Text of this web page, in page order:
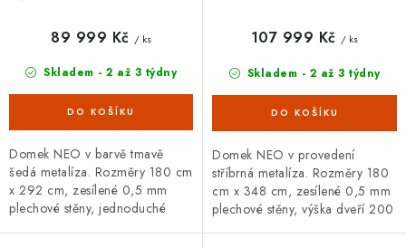
Skladem - 2 až 3 týdny
89 999 Kč / ks
Domek NEO v barvě tmavě
šedá metalíza. Rozměry 180 cm
x 292 cm, zesílené 0,5 mm
plechové stěny, jednoduché
Skladem - 2 až 3 týdny
107 999 Kč / ks
Domek NEO v provedení
stříbrná metalíza. Rozměry 180
cm x 348 cm, zesílené 0,5 mm
plechové stěny, výška dveří 200